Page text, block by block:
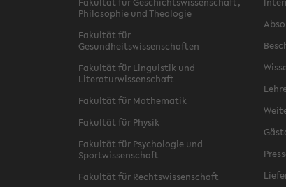
Philosophie und Theologie
Fakultät für
Gesundheitswissenschaften
Fakultät für Linguistik und
Literaturwissenschaft
Fakultät für Mathematik
Fakultät für Physik
Fakultät für Psychologie und
Sportwissenschaft
Fakultät für Rechtswissenschaft